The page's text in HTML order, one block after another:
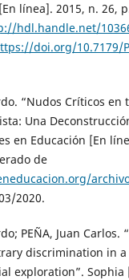
línea]. 2015, n. 26,
hdl.handle.net/
doi.org/10.7179/
“Nudos Críticos en
Una
en Educación [En
de
2020.
PEÑA, Juan Carlos.
discrimination in
exploration”. Sophia